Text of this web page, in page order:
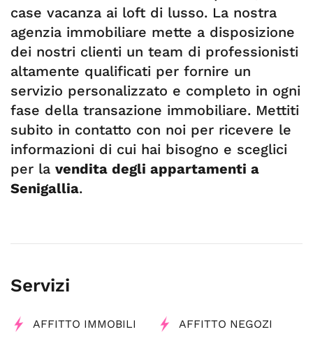
case vacanza ai loft di lusso. La nostra
agenzia immobiliare mette a disposizione
dei nostri clienti un team di professionisti
altamente qualificati per fornire un
servizio personalizzato e completo in ogni
fase della transazione immobiliare. Mettiti
subito in contatto con noi per ricevere le
informazioni di cui hai bisogno e sceglici
per la vendita degli appartamenti a
Senigallia.
Servizi
AFFITTO IMMOBILI AFFITTO NEGOZI